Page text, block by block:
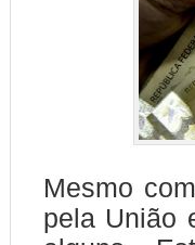
Mesmo
pela União